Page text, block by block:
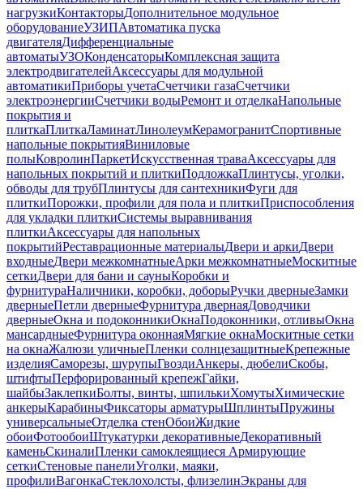
нагрузкиКонтакторыДополнительное модульное
оборудованиеУЗИПАвтоматика пуска
двигателяДифференциальные
автоматыУЗОКонденсаторыКомплексная защита
электродвигателейАксессуары для модульной
автоматикиПриборы учетаСчетчики газаСчетчики
электроэнергииСчетчики водыРемонт и отделкаНапольные
покрытия и
плиткаПлиткаЛаминатЛинолеумКерамогранитСпортивные
напольные покрытияВиниловые
полыКовролинПаркетИскусственная траваАксессуары для
напольных покрытий и плиткиПодложкаПлинтусы, уголки,
обводы для трубПлинтусы для сантехникиФуги для
плиткиПорожки, профили для пола и плиткиПриспособления
для укладки плиткиСистемы выравнивания
плиткиАксессуары для напольных
покрытийРеставрационные материалыДвери и аркиДвери
входныеДвери межкомнатныеАрки межкомнатныеМоскитные
сеткиДвери для бани и сауныКоробки и
фурнитураНаличники, коробки, доборыРучки дверныеЗамки
дверныеПетли дверныеФурнитура двернаяДоводчики
дверныеОкна и подоконникиОкнаПодоконники, отливыОкна
мансардныеФурнитура оконнаяМягкие окнаМоскитные сетки
на окнаЖалюзи уличныеПленки солнцезащитныеКрепежные
изделияСаморезы, шурупыГвоздиАнкеры, дюбелиСкобы,
штифтыПерфорированный крепежГайки,
шайбыЗаклепкиБолты, винты, шпилькиХомутыХимические
анкерыКарабиныФиксаторы арматурыШплинтыПружины
универсальныеОтделка стенОбоиЖидкие
обоиФотообоиШтукатурки декоративныеДекоративный
каменьСкиналиПленки самоклеящиеся Армирующие
сеткиСтеновые панелиУголки, маяки,
профилиВагонкаСтеклохолсты, флизелинЭкраны для